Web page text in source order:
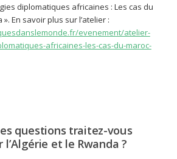
diplomatiques africaines : Les cas du
En savoir plus sur l’atelier :
evenement/atelier-
africaines-les-cas-du-maroc-
questions traitez-vous
et le Rwanda ?